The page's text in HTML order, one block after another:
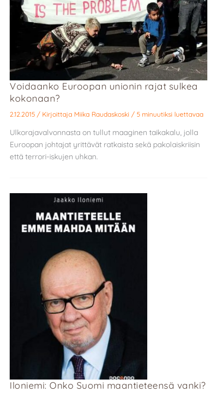
Voidaanko Euroopan unionin rajat sulkea
kokonaan?
2.12.2015 / Kirjoittaja Miika Raudaskoski / 5 minuutiksi luettavaa
Ulkorajavalvonnasta on tullut maaginen taikakalu, jolla
Euroopan johtajat yrittävät ratkaista sekä pakolaiskriisin
että terrori-iskujen uhkan.
Iloniemi: Onko Suomi maantieteensä vanki?